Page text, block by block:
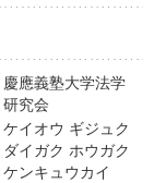
慶應義塾大学法学
研究会
ケイオウ ギジュク
ダイガク ホウガク
ケンキュウカイ